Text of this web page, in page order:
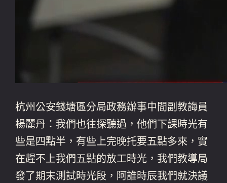
杭州公安錢塘區分局政務辦事中間副教誨員
楊麗丹：我們也往探聽過，他們下課時光有
些是四點半，有些上完晚托要五點多來，實
在趕不上我們五點的放工時光，我們教導局
發了期末測試時光段，阿誰時辰我們就決議